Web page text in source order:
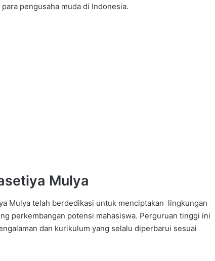
pengusaha muda di Indonesia.
Mulya
Mulya telah berdedikasi untuk menciptakan lingkungan
perkembangan potensi mahasiswa. Perguruan tinggi ini
dan kurikulum yang selalu diperbarui sesuai